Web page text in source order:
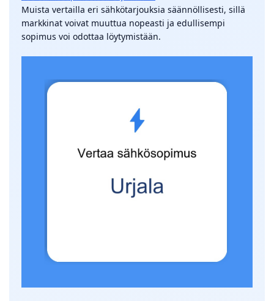
Muista vertailla eri sähkötarjouksia säännöllisesti, sillä
markkinat voivat muuttua nopeasti ja edullisempi
sopimus voi odottaa löytymistään.